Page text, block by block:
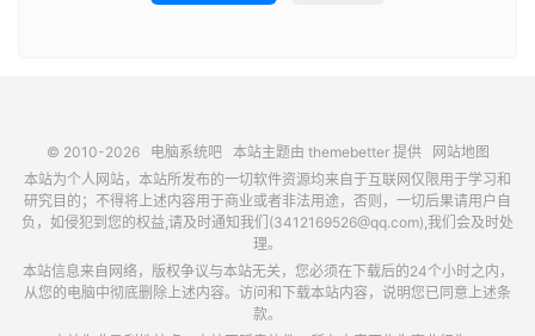
© 2010-2026 电脑系统吧本站主题由 themebetter提供
网站地图
本站为个人网站，本站所发布的一切软件资源均来自于互联网仅限用于学习和
研究目的；不得将上述内容用于商业或者非法用途，否则，一切后果请用户自
负，如侵犯到您的权益,请及时通知我们(3412169526@qq.com),我们会及时处
理。
本站信息来自网络，版权争议与本站无关，您必须在下载后的24个小时之内，
从您的电脑中彻底删除上述内容。访问和下载本站内容，说明您已同意上述条
款。